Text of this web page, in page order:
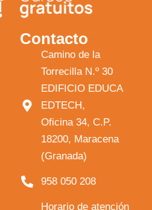
Contacto
Camino de la
Torrecilla N.º 30
EDIFICIO EDUCA
EDTECH,
Oficina 34, C.P.
18200, Maracena
(Granada)
958 050 208
Horario de atención